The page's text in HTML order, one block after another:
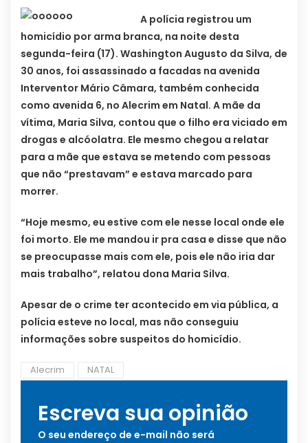
A polícia registrou um
homicídio por arma branca, na noite desta
segunda-feira (17). Washington Augusto da Silva, de
30 anos, foi assassinado a facadas na avenida
Interventor Mário Câmara, também conhecida
como avenida 6, no Alecrim em Natal. A mãe da
vítima, Maria Silva, contou que o filho era viciado em
drogas e alcóolatra. Ele mesmo chegou a relatar
para a mãe que estava se metendo com pessoas
que não “prestavam” e estava marcado para
morrer.
“Hoje mesmo, eu estive com ele nesse local onde ele
foi morto. Ele me mandou ir pra casa e disse que não
se preocupasse mais com ele, pois ele não iria dar
mais trabalho”, relatou dona Maria Silva.
Apesar de o crime ter acontecido em via pública, a
polícia esteve no local, mas não conseguiu
informações sobre suspeitos do homicídio.
Alecrim NATAL
Escreva sua opinião
O seu endereço de e-mail não será